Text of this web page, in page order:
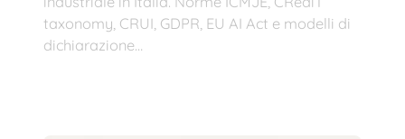
taxonomy, CRUI, GDPR, EU AI Act e modelli di
dichiarazione…